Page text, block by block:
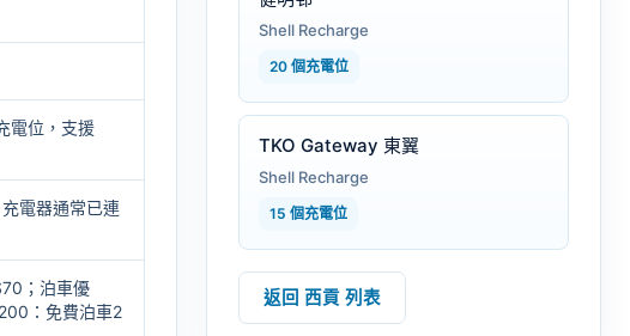
電位，支援
電器通常已連
；泊車優
：免費泊車2
Shell Recharge
20 個充電位
TKO Gateway 東翼
Shell Recharge
15 個充電位
返回 西貢 列表